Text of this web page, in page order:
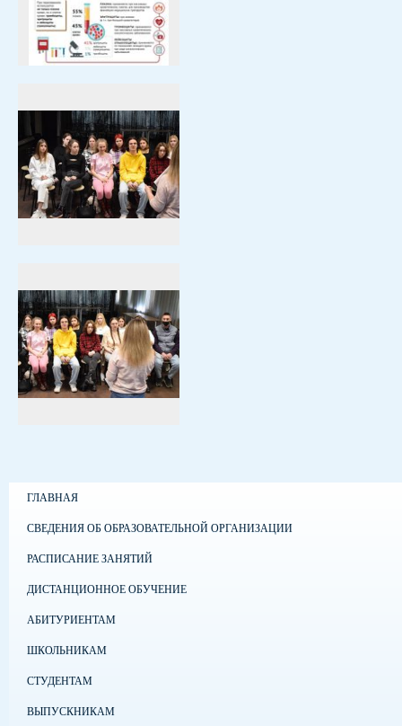
ГЛАВНАЯ
СВЕДЕНИЯ ОБ ОБРАЗОВАТЕЛЬНОЙ ОРГАНИЗАЦИИ
РАСПИСАНИЕ ЗАНЯТИЙ
ДИСТАНЦИОННОЕ ОБУЧЕНИЕ
АБИТУРИЕНТАМ
ШКОЛЬНИКАМ
СТУДЕНТАМ
ВЫПУСКНИКАМ